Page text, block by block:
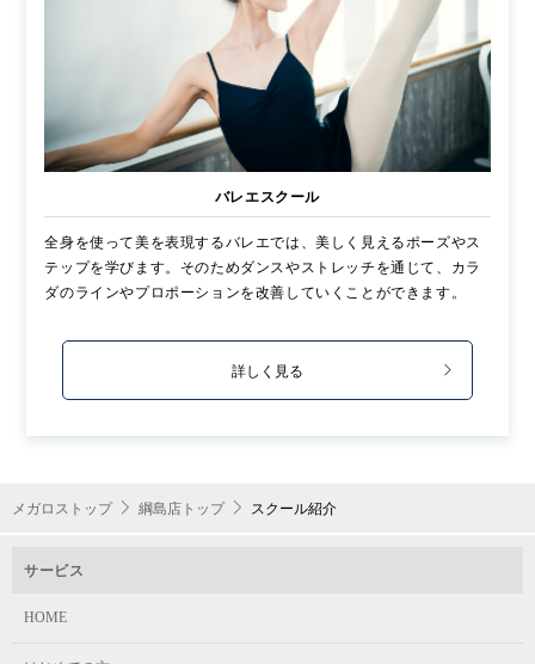
バレエスクール
全身を使って美を表現するバレエでは、美しく見えるポーズやス
テップを学びます。そのためダンスやストレッチを通じて、カラ
ダのラインやプロポーションを改善していくことができます。
詳しく見る
メガロストップ 綱島店トップ スクール紹介
サービス
HOME